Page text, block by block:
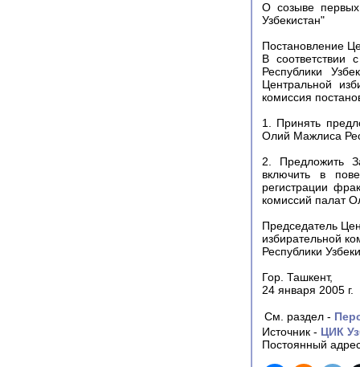
О созыве
Узбекистан"
Постановление
В соответствии
Республики
Центральной
комиссия
1. Принять
Олий Мажлиса
2. Предложить
включить в
регистрации
комиссий палат
Председатель
избирательной
Республики
Гор. Ташкент,
24 января 2005 г.
См. раздел -
Источник - ЦИК
Постоянный